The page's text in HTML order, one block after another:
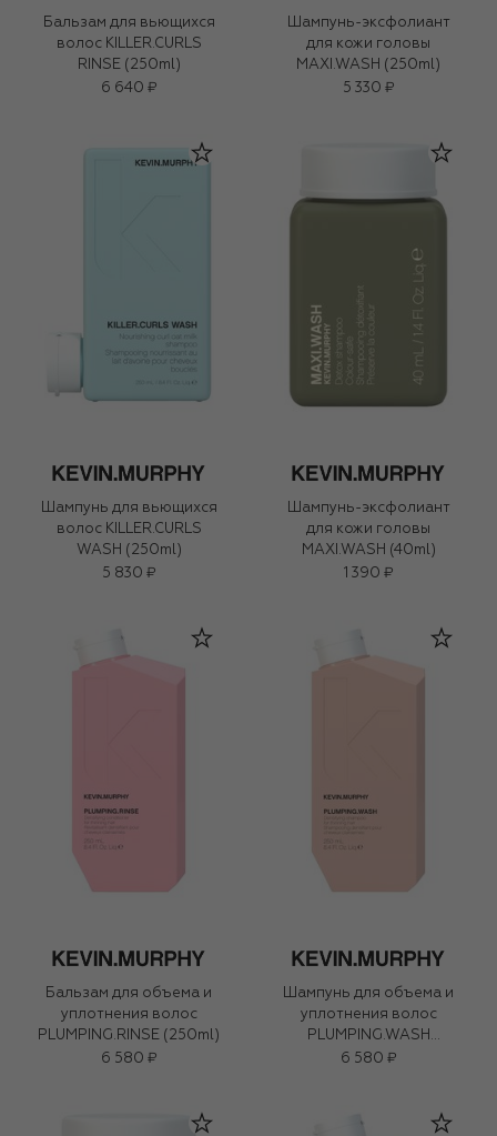
Бальзам для вьющихся
волос KILLER.CURLS
RINSE (250ml)
6 640 ₽
Шампунь-эксфолиант
для кожи головы
MAXI.WASH (250ml)
5 330 ₽
Шампунь для вьющихся
волос KILLER.CURLS
WASH (250ml)
5 830 ₽
Шампунь-эксфолиант
для кожи головы
MAXI.WASH (40ml)
1 390 ₽
Бальзам для объема и
уплотнения волос
PLUMPING.RINSE (250ml)
6 580 ₽
Шампунь для объема и
уплотнения волос
PLUMPING.WASH
(250ml)
6 580 ₽